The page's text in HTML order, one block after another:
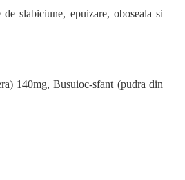
slabiciune, epuizare, oboseala si
140mg,Busuioc-sfant (pudra din